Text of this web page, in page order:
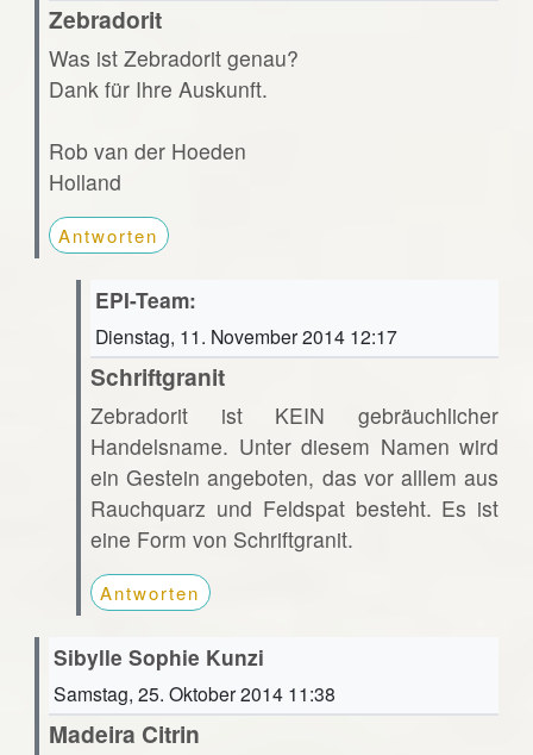
Zebradorit
Was ist Zebradorit genau?
Dank für Ihre Auskunft.
Rob van der Hoeden
Holland
Antworten
EPI-Team:
Dienstag, 11. November 2014 12:17
Schriftgranit
Zebradorit ist KEIN gebräuchlicher
Handelsname. Unter diesem Namen wird
ein Gestein angeboten, das vor alllem aus
Rauchquarz und Feldspat besteht. Es ist
eine Form von Schriftgranit.
Antworten
Sibylle Sophie Kunzi
Samstag, 25. Oktober 2014 11:38
Madeira Citrin